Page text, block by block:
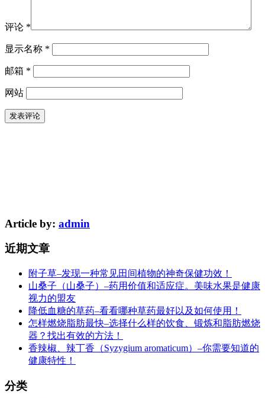
评论 *
显示名称 *
邮箱 *
网站
Article by: admin
近期文章
附子草–发现一种常见田间植物的神奇保健功效！
山桑子（山桑子）–药用价值和适应症。美味水果是健康
视力的盟友
降低血糖的草药–看看哪种草药最好以及如何使用！
怎样燃烧脂肪最快–选择什么样的饮食、锻炼和脂肪燃烧
器？找出有效的方法！
香辣椒、辣丁香（Syzygium aromaticum）–你需要知道的
健康特性！
分类